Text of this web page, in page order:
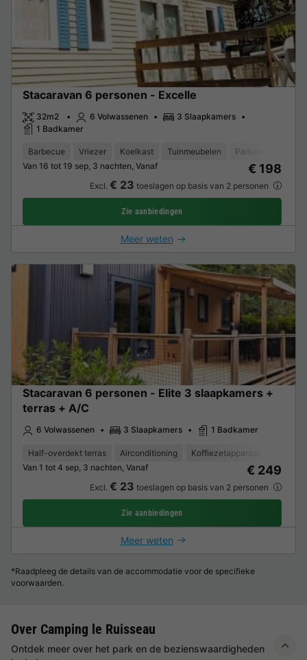
Stacaravan 6 personen - Excelle
32m2 6 Volwassenen
3 Slaapkamers
1 Badkamer
Barbecue Vriezer Koelkast Tuinmeubelen
Parkeerplaats
Van 16 tot 19 sep, 3 nachten, Vanaf
€ 198
Excl. € 23 toeslagen op basis van 2 personen
Zie aanbiedingen
Meer weten
Stacaravan 6 personen - Elite 3 slaapkamers +
terras + A/C
6 Volwassenen 3 Slaapkamers 1 Badkamer
Half-overdekt terras Airconditioning Koffiezetapparaat
Van 1 tot 4 sep, 3 nachten, Vanaf
€ 249
Excl. € 23 toeslagen op basis van 2 personen
Zie aanbiedingen
Meer weten
*Raadpleeg de details van de accommodatie voor de specifieke
voorwaarden.
Over Camping le Ruisseau
Ontdek meer over het park en de bezienswaardigheden